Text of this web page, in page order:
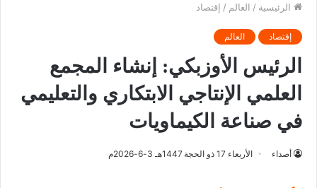
الرئيسية / العالم / إقتصاد
إقتصاد العالم
الرئيس الأوزبكي: إنشاء المجمع
العلمي الإنتاجي الابتكاري والتعليمي
في صناعة الكيماويات
أصداء الأربعاء 17 ذو الحجة 1447هـ 3-6-2026م